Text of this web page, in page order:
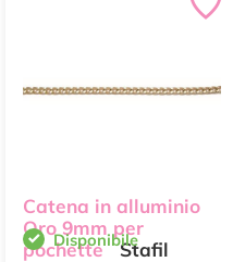
Catena in alluminio
Oro 9mm per
pochette Stafil
Disponibile